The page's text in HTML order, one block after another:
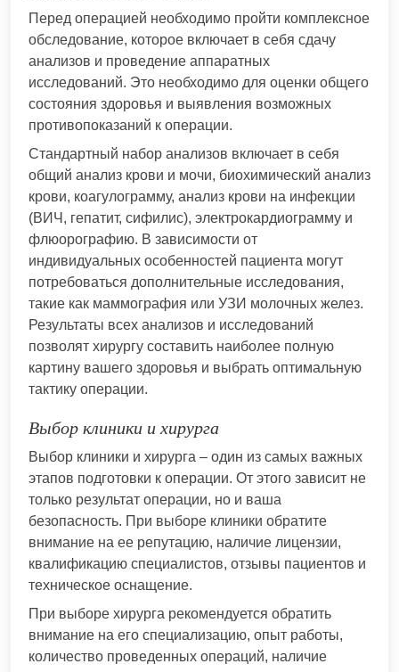
Перед операцией необходимо пройти комплексное
обследование, которое включает в себя сдачу
анализов и проведение аппаратных
исследований. Это необходимо для оценки общего
состояния здоровья и выявления возможных
противопоказаний к операции.
Стандартный набор анализов включает в себя
общий анализ крови и мочи, биохимический анализ
крови, коагулограмму, анализ крови на инфекции
(ВИЧ, гепатит, сифилис), электрокардиограмму и
флюорографию. В зависимости от
индивидуальных особенностей пациента могут
потребоваться дополнительные исследования,
такие как маммография или УЗИ молочных желез.
Результаты всех анализов и исследований
позволят хирургу составить наиболее полную
картину вашего здоровья и выбрать оптимальную
тактику операции.
Выбор клиники и хирурга
Выбор клиники и хирурга – один из самых важных
этапов подготовки к операции. От этого зависит не
только результат операции, но и ваша
безопасность. При выборе клиники обратите
внимание на ее репутацию, наличие лицензии,
квалификацию специалистов, отзывы пациентов и
техническое оснащение.
При выборе хирурга рекомендуется обратить
внимание на его специализацию, опыт работы,
количество проведенных операций, наличие